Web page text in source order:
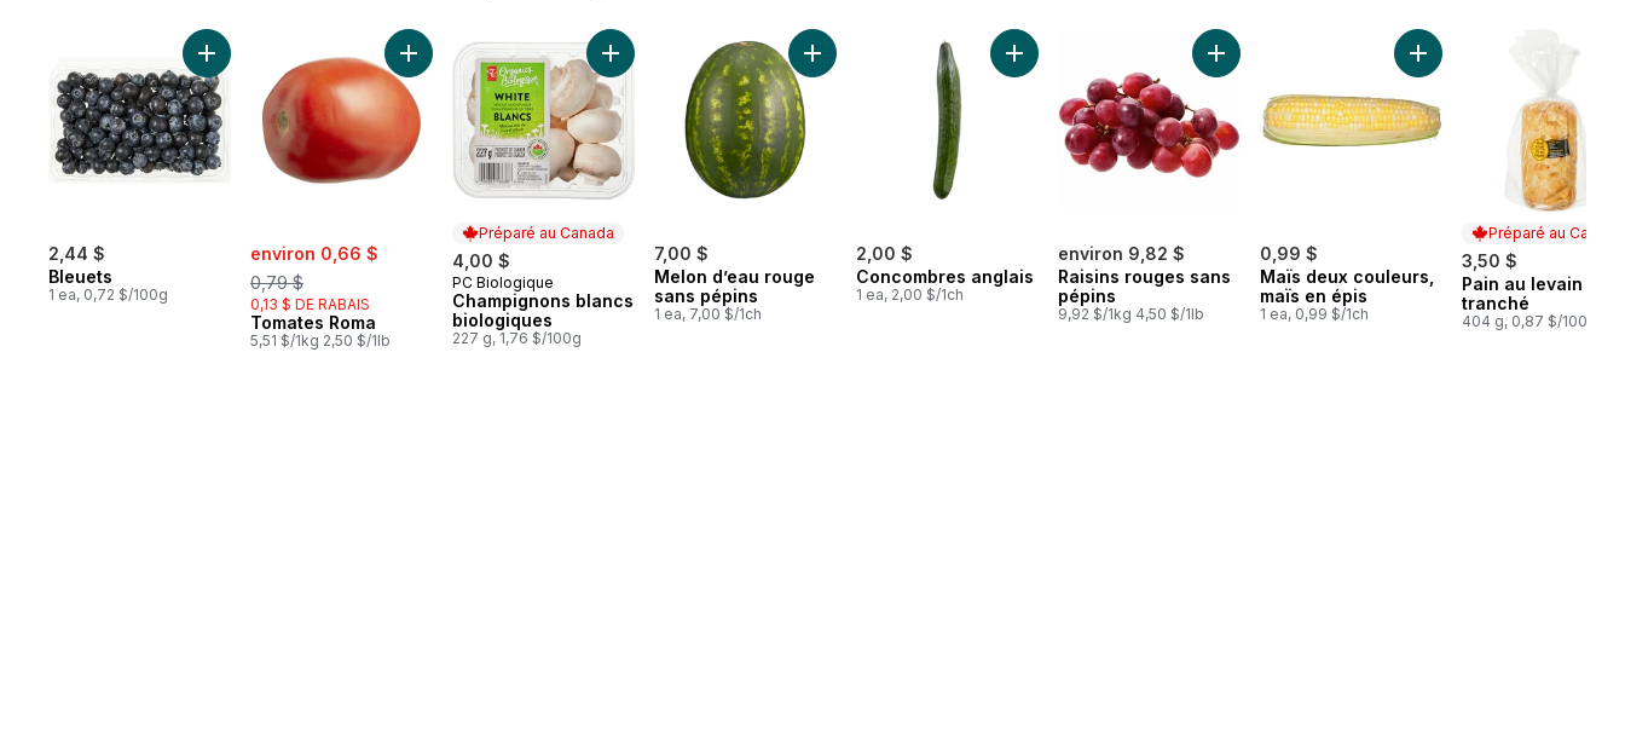
sauter Meilleures ventes
2,44 $
Bleuets
1 ea, 0,72 $/100g
Ajouter Bleuets au panier
sale:
environ 0,66 $
0,79 $
0,13 $ DE RABAIS
Tomates Roma
5,51 $/1kg 2,50 $/1lb
Ajouter Tomates Roma au panier
Préparé au Canada
4,00 $
Préparé au Canada
PC Biologique
Champignons blancs
biologiques
227 g, 1,76 $/100g
Ajouter Champignons blancs biologiques au panier
7,00 $
Melon d’eau rouge
sans pépins
1 ea, 7,00 $/1ch
Ajouter Melon d’eau rouge sans pépins au panier
2,00 $
Concombres anglais
1 ea, 2,00 $/1ch
Ajouter Concombres anglais au panier
environ 9,82 $
Raisins rouges sans
pépins
9,92 $/1kg 4,50 $/1lb
Ajouter Raisins rouges sans pépins au panier
0,99 $
Maïs deux couleurs,
maïs en épis
1 ea, 0,99 $/1ch
Ajouter Maïs deux
Préparé au Canada
3,50 $
Préparé au
Pain au levain
tranché
404 g, 0,87 $/100g